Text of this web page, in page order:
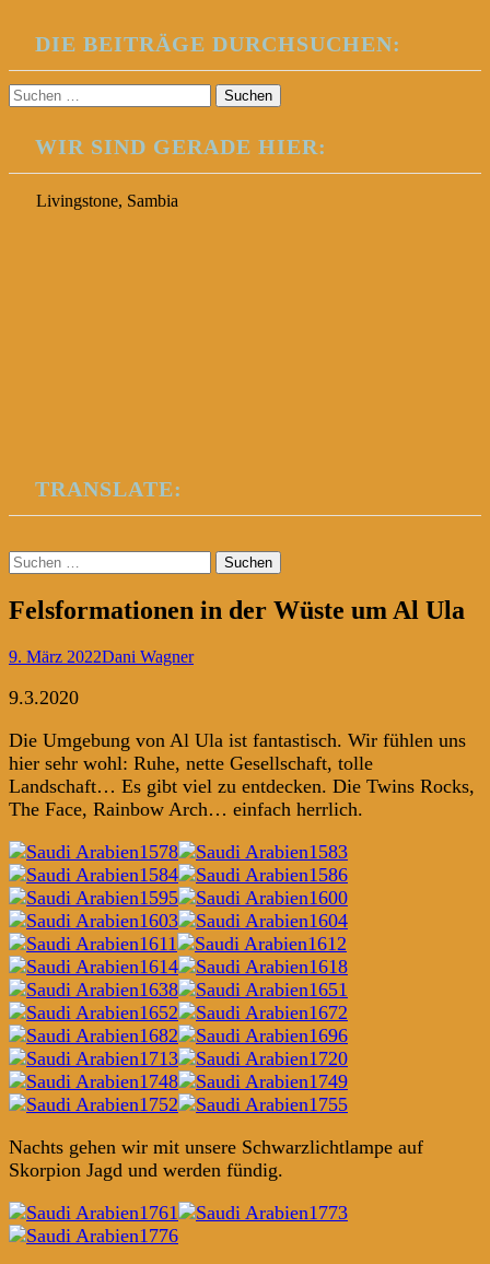
DIE BEITRÄGE DURCHSUCHEN:
Suchen
nach:
WIR SIND GERADE HIER:
Livingstone, Sambia
TRANSLATE:
Suchen
nach:
Felsformationen in der Wüste um Al Ula
9. März 2022Dani Wagner
9.3.2020
Die Umgebung von Al Ula ist fantastisch. Wir fühlen uns
hier sehr wohl: Ruhe, nette Gesellschaft, tolle
Landschaft… Es gibt viel zu entdecken. Die Twins Rocks,
The Face, Rainbow Arch… einfach herrlich.
Nachts gehen wir mit unsere Schwarzlichtlampe auf
Skorpion Jagd und werden fündig.